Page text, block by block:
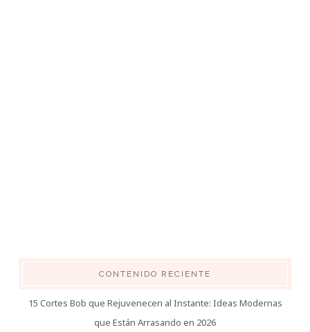
CONTENIDO RECIENTE
15 Cortes Bob que Rejuvenecen al Instante: Ideas Modernas
que Están Arrasando en 2026